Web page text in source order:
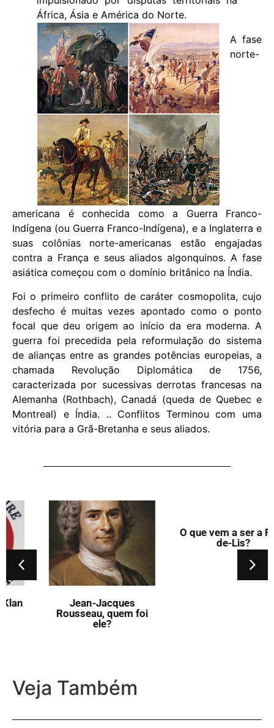
África, Ásia e América do Norte.
A fase
norte-
americana é conhecida como a Guerra Franco-
Indígena (ou Guerra Franco-Indígena), e a Inglaterra e
suas colônias norte-americanas estão engajadas
contra a França e seus aliados algonquinos. A fase
asiática começou com o domínio britânico na Índia.
Foi o primeiro conflito de caráter cosmopolita, cujo
desfecho é muitas vezes apontado como o ponto
focal que deu origem ao início da era moderna. A
guerra foi precedida pela reformulação do sistema
de alianças entre as grandes potências europeias, a
chamada Revolução Diplomática de 1756,
caracterizada por sucessivas derrotas francesas na
Alemanha (Rothbach), Canadá (queda de Quebec e
Montreal) e Índia. .. Conflitos Terminou com uma
vitória para a Grã-Bretanha e seus aliados.
Jean-Jacques
Rousseau, quem foi
Veja Também